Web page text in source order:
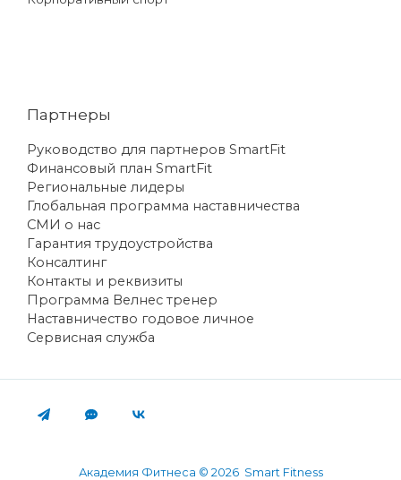
Партнеры
Руководство для партнеров SmartFit
Финансовый план SmartFit
Региональные лидеры
Глобальная программа наставничества
СМИ о нас
Гарантия трудоустройства
Консалтинг
Контакты и реквизиты
Программа Велнес тренер
Наставничество годовое личное
Сервисная служба
Академия Фитнеса © 2026 Smart Fitness